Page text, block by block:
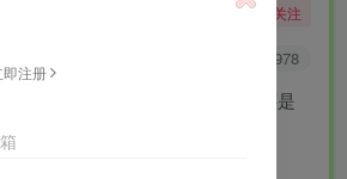
，酒醉还来花下眠。
关注
978
还在用系统自带的图片查看器？还是
图王”去广告版？
注册